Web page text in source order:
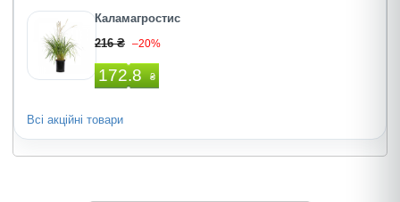
Каламагростис
216 ₴ –20%
172.8 ₴
Всі акційні товари